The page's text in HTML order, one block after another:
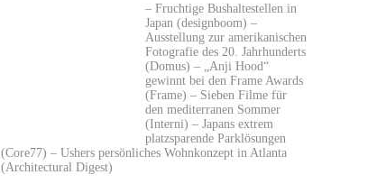
– Fruchtige Bushaltestellen in
Japan (designboom) –
Ausstellung zur amerikanischen
Fotografie des 20. Jahrhunderts
(Domus) – „Anji Hood“
gewinnt bei den Frame Awards
(Frame) – Sieben Filme für
den mediterranen Sommer
(Interni) – Japans extrem
platzsparende Parklösungen
(Core77) – Ushers persönliches Wohnkonzept in Atlanta
(Architectural Digest)